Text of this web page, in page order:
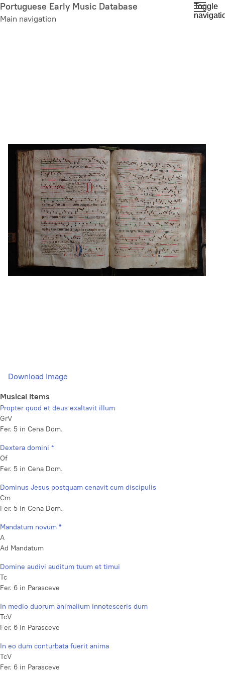
Skip
to
Portuguese Early Music Database
Main navigation
Toggle
Download Image
Musical Items
Propter quod et deus exaltavit illum
GrV
Fer. 5 in Cena Dom.
Dextera domini *
Of
Fer. 5 in Cena Dom.
Dominus Jesus postquam cenavit cum discipulis
Cm
Fer. 5 in Cena Dom.
Mandatum novum *
A
Ad Mandatum
Domine audivi auditum tuum et timui
Tc
Fer. 6 in Parasceve
In medio duorum animalium innotesceris dum
TcV
Fer. 6 in Parasceve
In eo dum conturbata fuerit anima
TcV
Fer. 6 in Parasceve